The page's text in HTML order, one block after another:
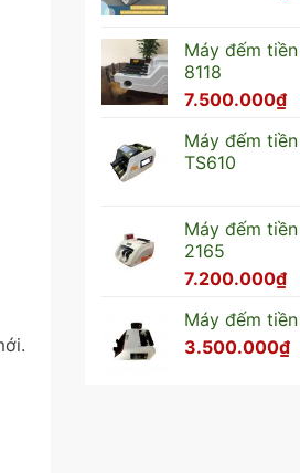
Máy đếm
8118
7.500.000₫
Máy đếm
TS610
Máy đếm
2165
7.200.000₫
Máy đếm
3.500.000₫